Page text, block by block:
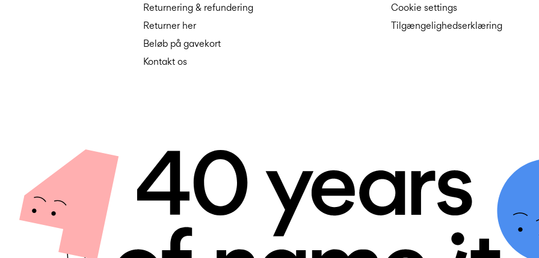
Returnering & refundering
Returner her
Beløb på gavekort
Kontakt os
Cookie settings
Tilgængelighedserklæring